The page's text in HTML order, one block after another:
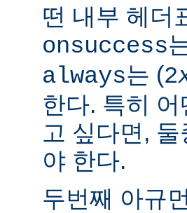
떤 내부 헤더
onsuccess
always는 (2
한다. 특히
고 싶다면,
야 한다.
두번째 아규